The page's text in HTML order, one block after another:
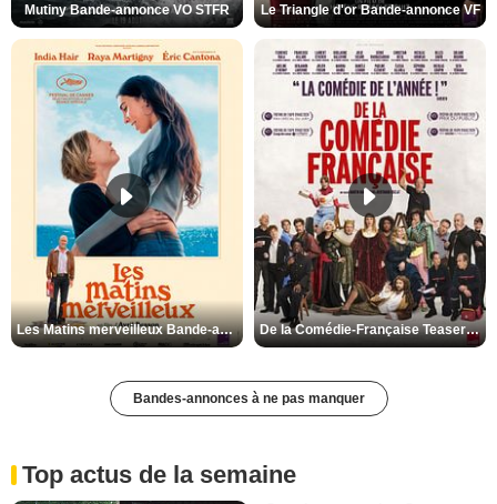
Mutiny Bande-annonce VO STFR Le Triangle d'or Bande-annonce VF
Les Matins merveilleux Bande-annonce VF De la Comédie-Française Teaser VF
Bandes-annonces à ne pas manquer
Top actus de la semaine